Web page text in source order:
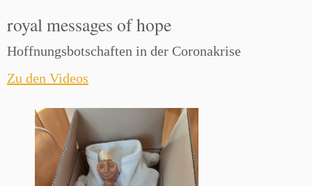
royal messages of hope
Hoffnungsbotschaften in der Coronakrise
Zu den Videos